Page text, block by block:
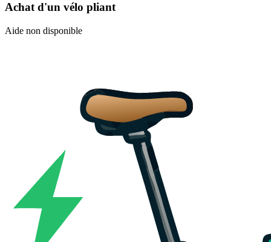
Achat d'un vélo pliant
Aide non disponible